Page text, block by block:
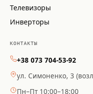
Телевизоры
Инверторы
КОНТАКТЫ
+38 073 704-53-92
ул. Симоненко, 3
Пн–Пт 10:00–18:00